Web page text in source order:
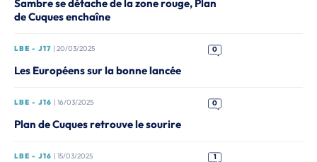
Sambre se détache de la zone rouge, Plan
de Cuques enchaîne
LBE - J17 | 20/03/2025 0
Les Européens sur la bonne lancée
LBE - J16 | 16/03/2025 0
Plan de Cuques retrouve le sourire
LBE - J16 | 15/03/2025 1